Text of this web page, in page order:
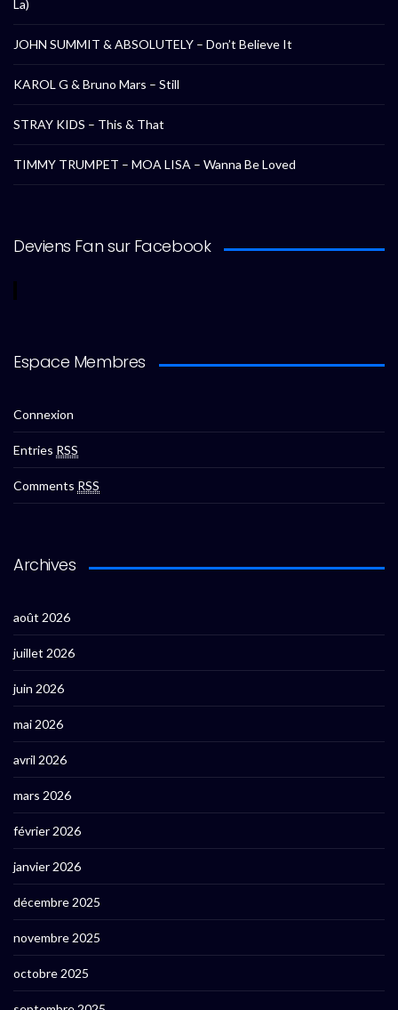
La)
JOHN SUMMIT & ABSOLUTELY – Don’t Believe It
KAROL G & Bruno Mars – Still
STRAY KIDS – This & That
TIMMY TRUMPET – MOA LISA – Wanna Be Loved
Deviens Fan sur Facebook
Espace Membres
Connexion
Entries RSS
Comments RSS
Archives
août 2026
juillet 2026
juin 2026
mai 2026
avril 2026
mars 2026
février 2026
janvier 2026
décembre 2025
novembre 2025
octobre 2025